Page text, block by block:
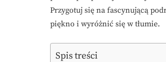
Przygotuj się na fascynującą
piękno i wyróżnić się w tłumie.
Spis treści